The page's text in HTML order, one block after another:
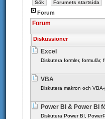
Sök Forumets startsida
Forum
Forum
Diskussioner
Excel
Diskutera formler, formulär,
VBA
Diskutera makron och
Power BI & Power BI
Diskutera Power BI,